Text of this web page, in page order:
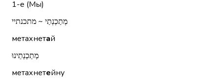
1-е (Мы)
מְתַכְנְתַי ~ מתכנתיי
метахнетай
מְתַכְנְתֵינוּ
метахнетейну